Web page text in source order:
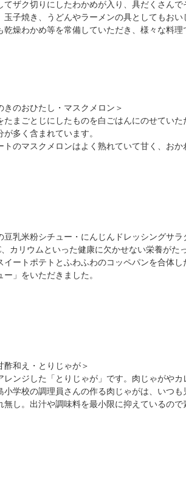
ザク切りにしたわかめが入り、具だくさん
子焼き、うどんやラーメンの具としてもお
燥わかめ等を常備していただき、様々な料理
のおひたし・マスクメロン＞
まごとじにしたものを白ごはんにのせてい
多く含まれています。
のマスクメロンはよく熟れていて甘く、おか
乳米粉シチュー・にんじんドレッシングサラ
カリウムといった健康に欠かせない栄養が
ートポテトとふわふわのコッペパンを合体
」をいただきました。
酢和え・とりじゃが＞
ンジした「とりじゃが」です。肉じゃがや
学校の調理員さんの作る肉じゃがは、いつ
し。出汁や調味料を最小限に抑えているので